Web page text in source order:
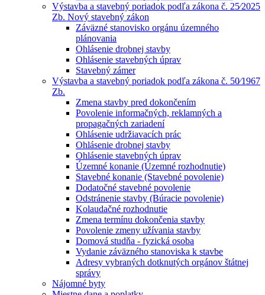
Výstavba a stavebný poriadok podľa zákona č. 25⁄2025
Zb. Nový stavebný zákon
Záväzné stanovisko orgánu územného
plánovania
Ohlásenie drobnej stavby
Ohlásenie stavebných úprav
Stavebný zámer
Výstavba a stavebný poriadok podľa zákona č. 50⁄1967
Zb.
Zmena stavby pred dokončením
Povolenie informačných, reklamných a
propagačných zariadení
Ohlásenie udržiavacích prác
Ohlásenie drobnej stavby
Ohlásenie stavebných úprav
Územné konanie (Územné rozhodnutie)
Stavebné konanie (Stavebné povolenie)
Dodatočné stavebné povolenie
Odstránenie stavby (Búracie povolenie)
Kolaudačné rozhodnutie
Zmena termínu dokončenia stavby
Povolenie zmeny užívania stavby
Domová studňa - fyzická osoba
Vydanie záväzného stanoviska k stavbe
Adresy vybraných dotknutých orgánov štátnej
správy
Nájomné byty